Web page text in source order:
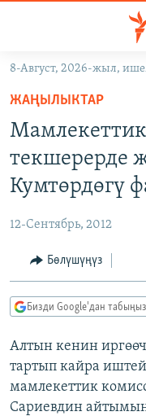
Навигацияга
өтүңүз
Издөөгө
салыңыз
МАДАНИЯТ
УКРАИНА
ТВ ПРОГРАММАЛАР
БҮГҮН АЗАТТЫКТА
ДАНИСТЕ
АЗАТТЫК+
ПОДКАСТ
ОНЛАЙН ШЕРИНЕ
8-Август, 2026-жыл,
ЖАҢЫЛЫКТАР
текшерерде
Кумтөрдөгү
12-Сентябрь, 2012
Бөлүшүңүз
Бизди Google'дан табыңыз
Алтын кенин
тартып кайра
мамлекеттик
Сариевдин